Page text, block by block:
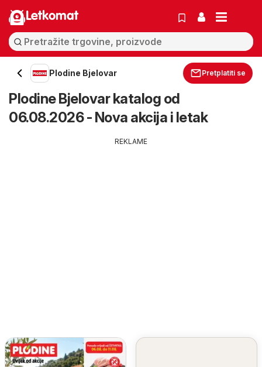
Letkomat
Plodine Bjelovar Pretplatiti se
Plodine Bjelovar katalog od
06.08.2026 - Nova akcija i letak
REKLAME